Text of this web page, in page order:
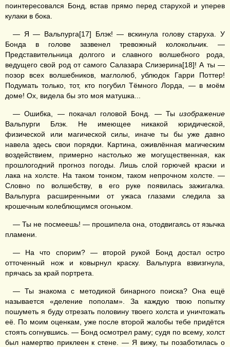
поинтересовался Бонд, встав прямо перед старухой и уперев
кулаки в бока.
— Я — Вальпурга[17] Блэк! — вскинула голову старуха. У
Бонда в голове зазвенел тревожный колокольчик. —
Представительница долгого и славного волшебного рода,
ведущего свой род от самого Салазара Слизерина[18]! А ты —
позор всех волшебников, маглолюб, ублюдок Гарри Поттер!
Подумать только, тот, кто погубил Тёмного Лорда, — в моём
доме! Ох, видела бы это моя матушка...
— Ошибка, — покачал головой Бонд. — Ты изображение
Вальпурги Блэк. Не имеющее никакой юридической,
физической или магической силы, иначе ты бы уже давно
навела здесь свои порядки. Картина, оживлённая магическим
воздействием, примерно настолько же могущественная, как
прошлогодний прогноз погоды. Лишь слой горючей краски и
лака на холсте. На таком тонком, таком непрочном холсте. —
Словно по волшебству, в его руке появилась зажигалка.
Вальпурга расширенными от ужаса глазами следила за
крошечным колеблющимся огоньком.
— Ты не посмеешь! — прошипела она, отодвигаясь от язычка
пламени.
— На что спорим? — второй рукой Бонд достал остро
отточенный нож и ковырнул краску. Вальпурга взвизгнула,
прячась за край портрета.
— Ты знакома с методикой бинарного поиска? Она ещё
называется «деление пополам». За каждую твою попытку
пошуметь я буду отрезать половину твоего холста и уничтожать
её. По моим оценкам, уже после второй жалобы тебе придётся
стоять согнувшись. — Бонд осмотрел раму; судя по всему, холст
был намертво приклеен к стене. — Я вижу, ты позаботилась о